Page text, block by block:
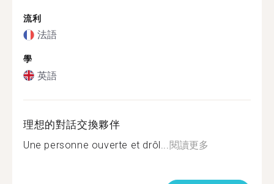
流利
法語
學
英語
理想的對話交換夥伴
Une personne ouverte et drôl... 閱讀更多